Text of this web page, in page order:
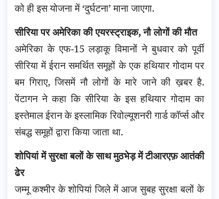
को ही इस योजना में ‘दुर्घटना’ माना जाएगा.
सीरिया पर अमेरिका की एयरस्ट्राइक, नौ लोगों की मौत
अमेरिका के एफ-15 लड़ाकू विमानों ने बुधवार को पूर्वी
सीरिया में ईरान समर्थित समूहों के एक हथियार गोदाम पर
बम गिराए, जिसमें नौ लोगों के मारे जाने की ख़बर है.
पेंटागन ने कहा कि सीरिया के इस हथियार गोदाम का
इस्तेमाल ईरान के इस्लामिक रिवोल्यूशनरी गार्ड कॉर्प्स और
संबद्ध समूहों द्वारा किया जाता था.
शोपियां में सुरक्षा बलों के साथ मुठभेड़ में टीआरएफ़ आतंकी
ढेर
जम्मू कश्मीर के शोपियां जिले में आज सुबह सुरक्षा बलों के